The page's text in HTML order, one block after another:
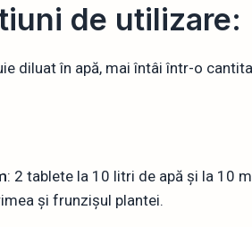
de utilizare:
diluat în apă, mai întâi într-o
: 2 tablete la 10 litri de apă și la 10
și frunzișul plantei.